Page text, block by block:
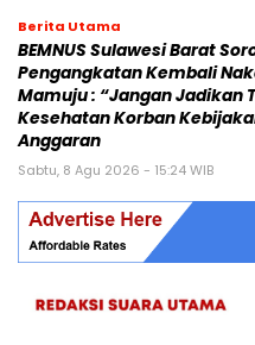
Berita Utama
BEMNUS Sulawesi Barat
Pengangkatan Kembali
Mamuju : “Jangan Jadikan
Kesehatan Korban
Anggaran
Sabtu, 8 Agu 2026 - 15:24 WIB